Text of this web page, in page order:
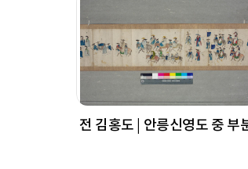
전 김홍도 | 안릉신영도 중 부